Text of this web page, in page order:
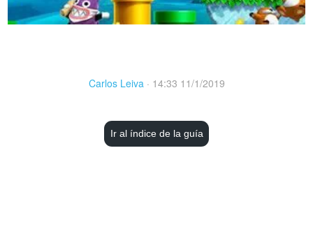
Carlos Leiva · 14:33 11/1/2019
Ir al índice de la guía